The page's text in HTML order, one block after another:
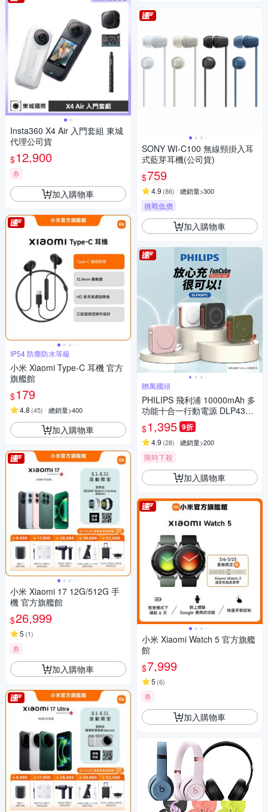
Insta360 X4 Air 入門套組 東城
代理公司貨
$12,900
券
加入購物車
IP54 防塵防水等級
小米 Xiaomi Type-C 耳機 官方
旗艦館
$179
4.8 (45) 總銷量>400
加入購物車
小米 Xiaomi 17 12G/512G 手
機 官方旗艦館
$26,999
5 (1)
券
加入購物車
SONY WI-C100 無線頸掛入耳
式藍芽耳機(公司貨)
$759
4.9 (86) 總銷量>300
挑戰低價
加入購物車
贈萬國頭
PHILIPS 飛利浦 10000mAh 多
功能十合一行動電源 DLP4347
C[特殺]
$1,395 9折
4.9 (28) 總銷量>200
限時下殺
加入購物車
小米 Xiaomi Watch 5 官方旗艦
館
$7,999
5 (6)
券
加入購物車